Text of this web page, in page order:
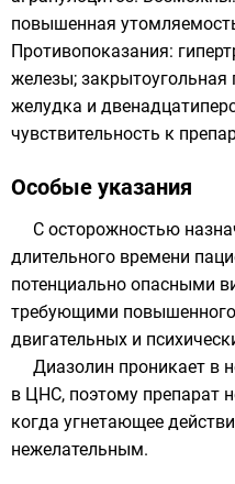
повышенная
Противопоказания:
железы; закрытоугольная
желудка и
чувствительность к
Особые указания
С осторожностью
длительного времени
потенциально опасными
требующими
двигательных и
Диазолин проникает в
в ЦНС, поэтому препарат
когда угнетающее
нежелательным.